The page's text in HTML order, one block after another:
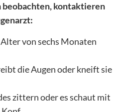
kontaktieren
von sechs Monaten
die Augen oder kneift sie
zittern oder es schaut mit